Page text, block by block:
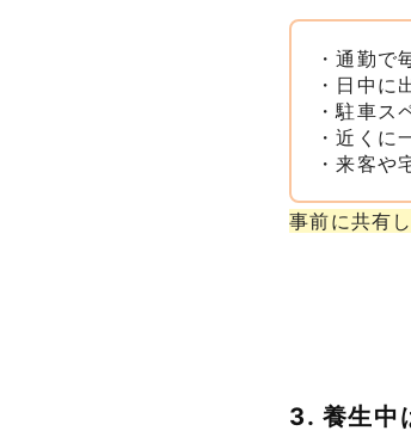
・通勤で
・日中に
・駐車ス
・近くに
・来客や
事前に共有
3. 養生中